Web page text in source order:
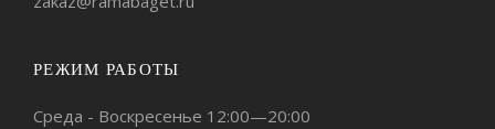
РЕЖИМ РАБОТЫ
Среда - Воскресенье 12:00—20:00